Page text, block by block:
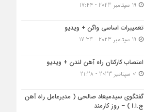
تعمییرات اساسی واگن + ویدیو
اعتصاب کارکنان راه آهن لندن + ویدیو
گفتگوی سیدمیعاد صالحی ( مدیرعامل راه آهن
ج.ا.ا ) – روز کارمند